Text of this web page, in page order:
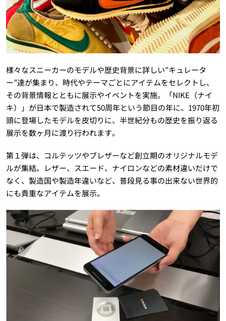
様々なスニーカーのモデルや歴史背景に詳しい”キュレータ
ー”達が集まり、時代やテーマごとにアイテムをセレクトし、
その背景情報とともに展示やイベントを実施。「NIKE（ナイ
キ）」が日本で製造されて50周年という節目の年に、1970年初
頭に登場したモデルを皮切りに、半世紀分もの歴史を振り返る
展示を数ヶ月に渡り行われます。
第１弾は、コルテッツやブレザーなど創立期のオリジナルモデ
ルが集結。レザー、スエード、ナイロンなどの素材違いだけで
なく、製造国や製造年違いなど、普段見る事の出来ない世界的
にも貴重なアイテムを展示。